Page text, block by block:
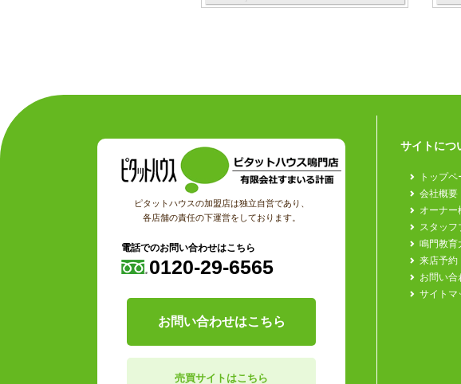
ピタットハウスの加盟店は独立自営であり、
各店舗の責任の下運営をしております。
電話でのお問い合わせはこちら
0120-29-6565
お問い合わせはこちら
売買サイトはこちら
サイトにつ
トップペ
会社概要
オーナー
スタッフ
鳴門教育
来店予約
お問い合
サイトマ